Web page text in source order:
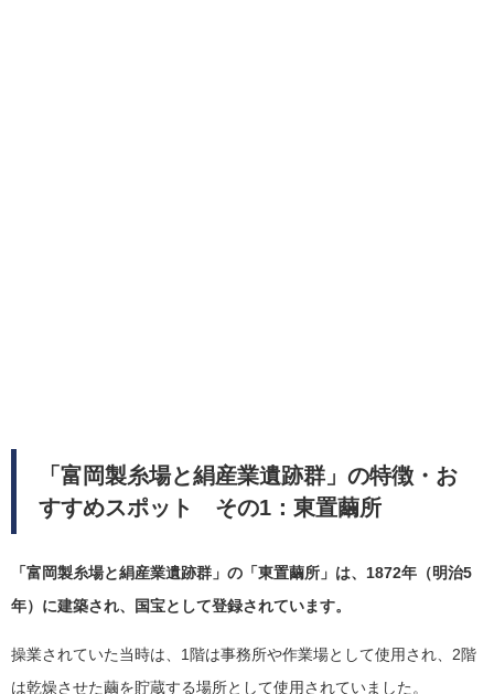
「富岡製糸場と絹産業遺跡群」の特徴・お
すすめスポット その1：東置繭所
「富岡製糸場と絹産業遺跡群」の「東置繭所」は、1872年（明治5
年）に建築され、国宝として登録されています。
操業されていた当時は、1階は事務所や作業場として使用され、2階
は乾燥させた繭を貯蔵する場所として使用されていました。